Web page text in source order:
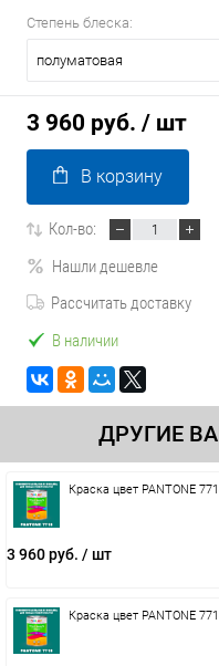
Степень блеска:
полуматовая
3 960 руб. / шт
В корзину
Кол-во:
Нашли дешевле
Рассчитать доставку
В наличии
ДРУГИЕ
Краска цвет PANTONE
3 960 руб. / шт
Краска цвет PANTONE